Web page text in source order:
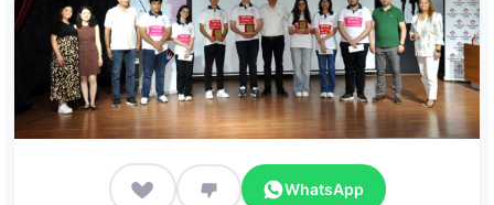
WhatsApp